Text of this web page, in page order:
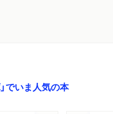
でいま人気の本